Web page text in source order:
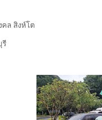
ล สิงห์โต
รี